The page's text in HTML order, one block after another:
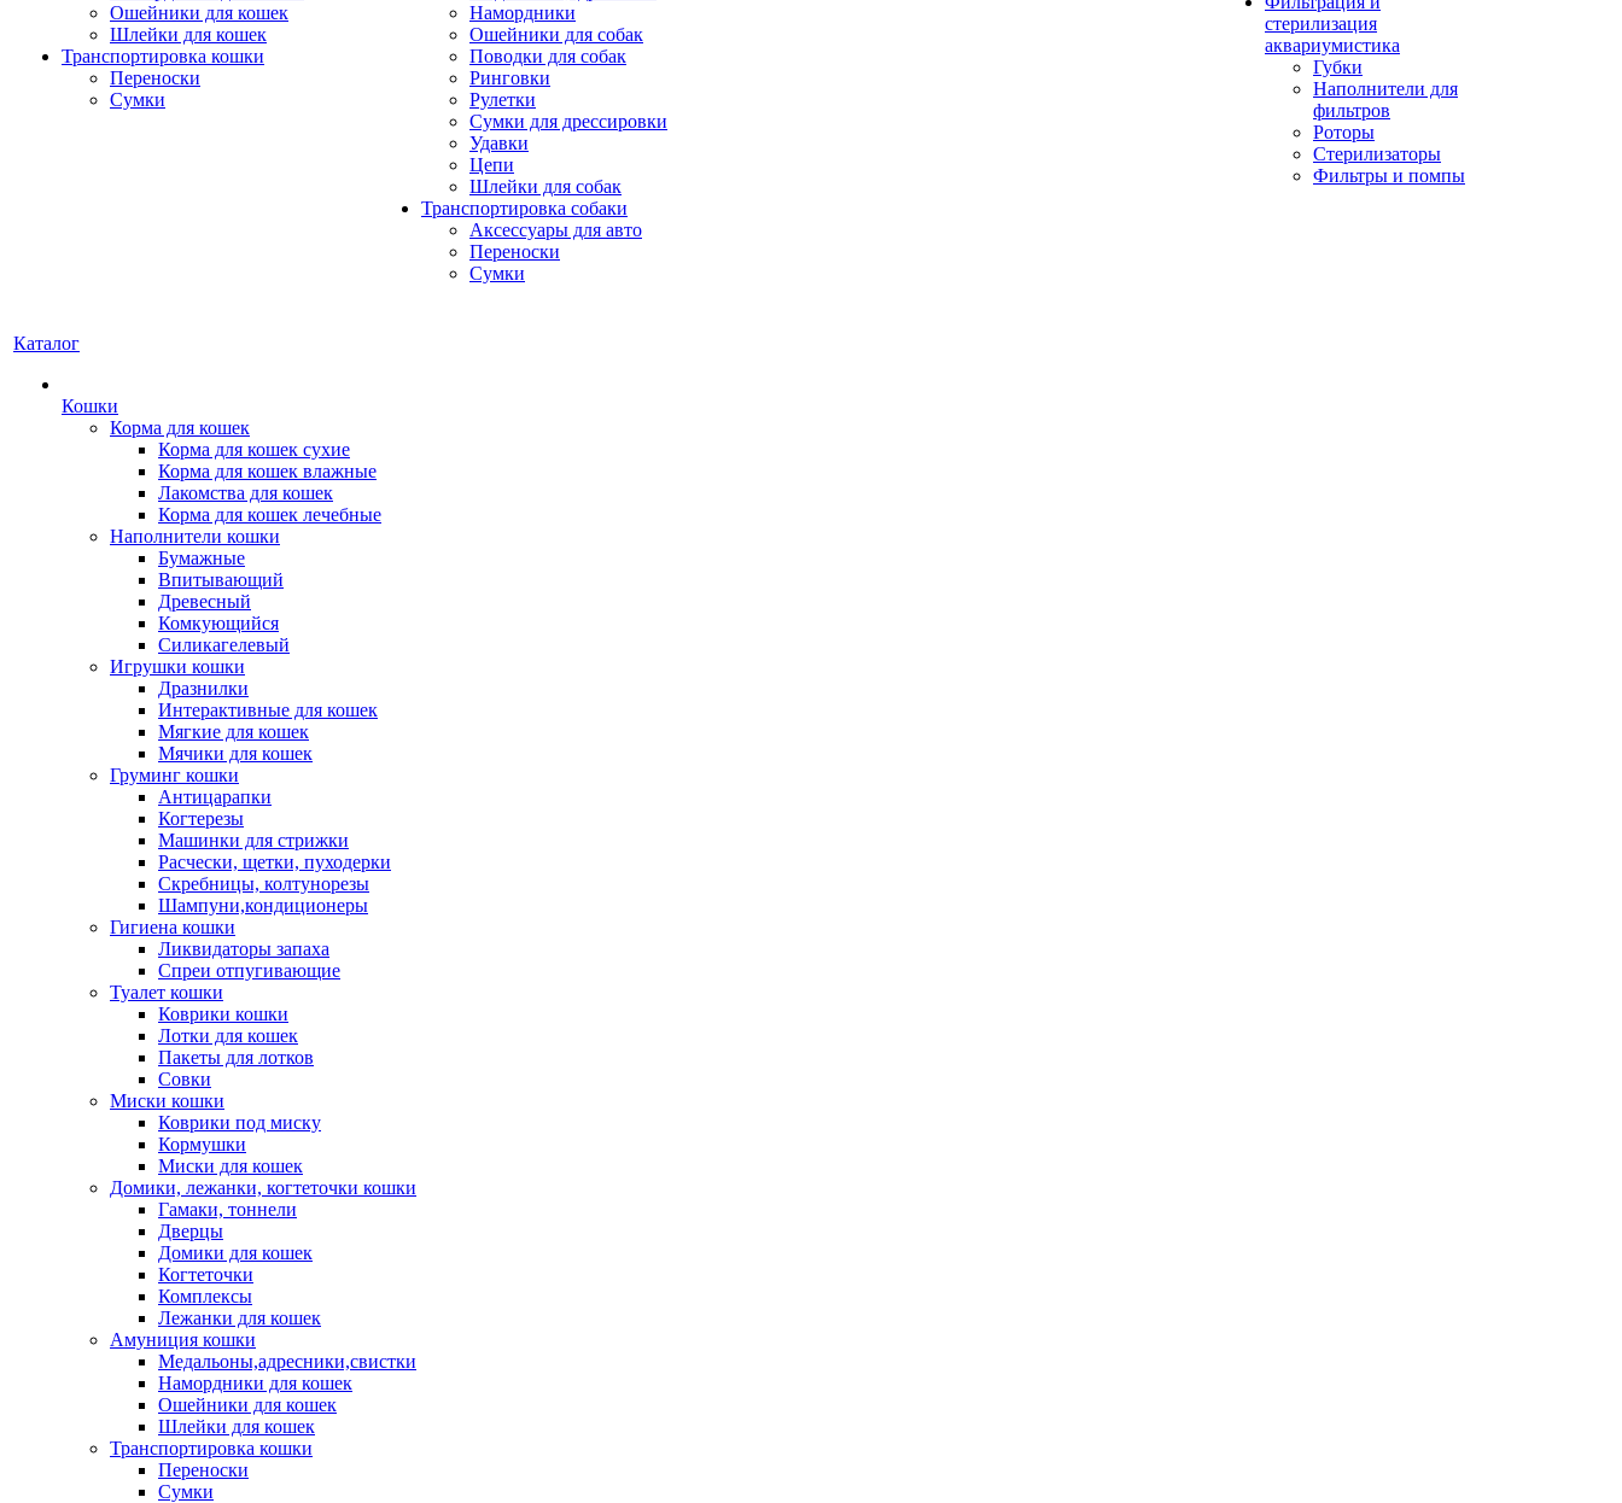
Ошейники для кошек
Шлейки для кошек
Транспортировка кошки
Переноски
Сумки
Намордники
Ошейники для собак
Поводки для собак
Ринговки
Рулетки
Сумки для дрессировки
Удавки
Цепи
Шлейки для собак
Транспортировка собаки
Аксессуары для авто
Переноски
Сумки
стерилизация
аквариумистика
Губки
Наполнители для
фильтров
Роторы
Стерилизаторы
Фильтры и помпы
Каталог
Кошки
Корма для кошек
Корма для кошек сухие
Корма для кошек влажные
Лакомства для кошек
Корма для кошек лечебные
Наполнители кошки
Бумажные
Впитывающий
Древесный
Комкующийся
Силикагелевый
Игрушки кошки
Дразнилки
Интерактивные для кошек
Мягкие для кошек
Мячики для кошек
Груминг кошки
Антицарапки
Когтерезы
Машинки для стрижки
Расчески, щетки, пуходерки
Скребницы, колтунорезы
Шампуни,кондиционеры
Гигиена кошки
Ликвидаторы запаха
Спреи отпугивающие
Туалет кошки
Коврики кошки
Лотки для кошек
Пакеты для лотков
Совки
Миски кошки
Коврики под миску
Кормушки
Миски для кошек
Домики, лежанки, когтеточки кошки
Гамаки, тоннели
Дверцы
Домики для кошек
Когтеточки
Комплексы
Лежанки для кошек
Амуниция кошки
Медальоны,адресники,свистки
Намордники для кошек
Ошейники для кошек
Шлейки для кошек
Транспортировка кошки
Переноски
Сумки